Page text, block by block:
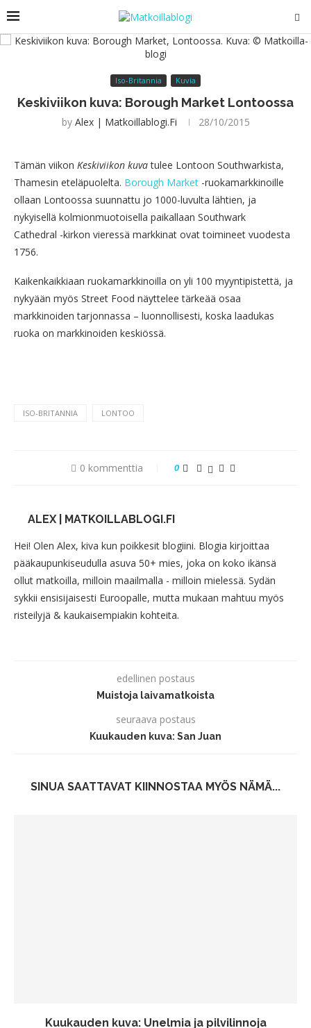
Iso-Britannia Kuvia
Keskiviikon kuva: Borough Market Lontoossa
by Alex | Matkoillablogi.fi 28/10/2015
Tämän viikon Keskiviikon kuvatulee Lontoon Southwarkista,
Thamesin eteläpuolelta. Borough Market -ruokamarkkinoille
ollaan Lontoossa suunnattu jo 1000-luvulta lähtien, ja
nykyisellä kolmionmuotoisella paikallaan Southwark
Cathedral -kirkon vieressä markkinat ovat toimineet vuodesta
1756.
Kaikenkaikkiaan ruokamarkkinoilla on yli 100 myyntipistettä, ja
nykyään myös Street Food näyttelee tärkeää osaa
markkinoiden tarjonnassa – luonnollisesti, koska laadukas
ruoka on markkinoiden keskiössä.
ISO-BRITANNIA LONTOO
0 kommenttia 0
ALEX | MATKOILLABLOGI.FI
Hei! Olen Alex, kiva kun poikkesit blogiini. Blogia kirjoittaa
pääkaupunkiseudulla asuva 50+ mies, joka on koko ikänsä
ollut matkoilla, milloin maailmalla - milloin mielessä. Sydän
sykkii ensisijaisesti Euroopalle, mutta mukaan mahtuu myös
risteilyjä & kaukaisempiakin kohteita.
edellinen postaus
Muistoja laivamatkoista
seuraava postaus
Kuukauden kuva: San Juan
SINUA SAATTAVAT KIINNOSTAA MYÖS NÄMÄ...
Kuukauden kuva: Unelmia ja pilvilinnoja